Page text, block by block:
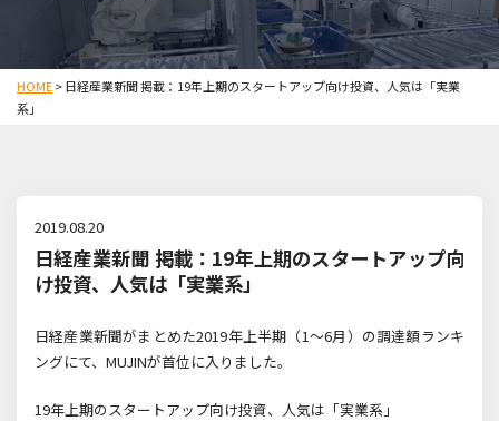
HOME>日経産業新聞 掲載：19年上期のスタートアップ向け投資、人気は「実業
系」
2019.08.20
日経産業新聞 掲載：19年上期のスタートアップ向
け投資、人気は「実業系」
日経産業新聞がまとめた2019年上半期（1～6月）の調達額ランキ
ングにて、MUJINが首位に入りました。
19年上期のスタートアップ向け投資、人気は「実業系」